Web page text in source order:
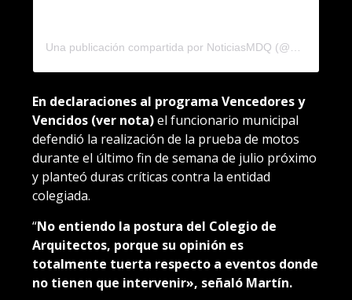
Una publicación compartida por NoticiasMDQ (@noticiasmdq)
En declaraciones al programa Vencedores y
Vencidos (ver nota)el funcionario municipal
defendió la realización de la prueba de motos
durante el último fin de semana de julio próximo
y planteó duras críticas contra la entidad
colegiada.
“No entiendo la postura del Colegio de
Arquitectos, porque su opinión es
totalmente tuerta respecto a eventos donde
no tienen que intervenir», señaló Martín.